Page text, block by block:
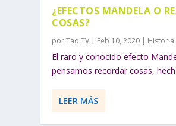
¿EFECTOS MANDELA O
COSAS?
porTao TV | Feb 10, 2020 | Historia
El raro y conocido efecto
pensamos recordar cosas,
LEER MÁS